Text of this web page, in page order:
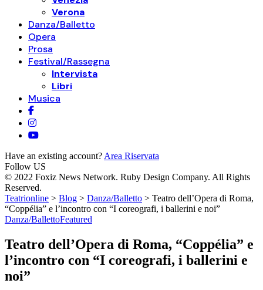
Verona
Danza/Balletto
Opera
Prosa
Festival/Rassegna
Intervista
Libri
Musica
Have an existing account? Area Riservata
Follow US
© 2022 Foxiz News Network. Ruby Design Company. All Rights
Reserved.
Teatrionline > Blog > Danza/Balletto > Teatro dell’Opera di Roma,
“Coppélia” e l’incontro con “I coreografi, i ballerini e noi”
Danza/BallettoFeatured
Teatro dell’Opera di Roma, “Coppélia” e
l’incontro con “I coreografi, i ballerini e
noi”